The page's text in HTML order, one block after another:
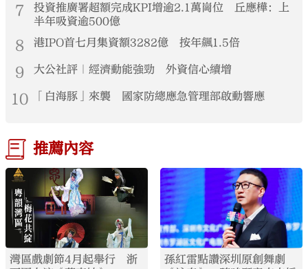
7
投資推廣署超額完成KPI增逾2.1萬崗位 丘應樺：上
半年吸資逾500億
8 港IPO首七月集資額3282億 按年飆1.5倍
9 大公社評｜經濟動能強勁 外資信心續增
10 「白海豚」來襲 國家防總應急管理部啟動響應
推薦內容
灣區戲劇節4月起舉行 浙
孫紅雷點讚深圳原創舞劇